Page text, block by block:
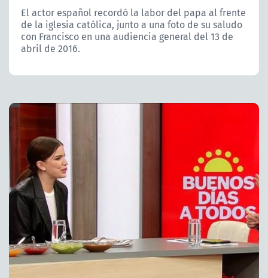
ÁREA DE PROYECTOS
El actor español recordó la labor del papa al frente
de la iglesia católica, junto a una foto de su saludo
con Francisco en una audiencia general del 13 de
abril de 2016.